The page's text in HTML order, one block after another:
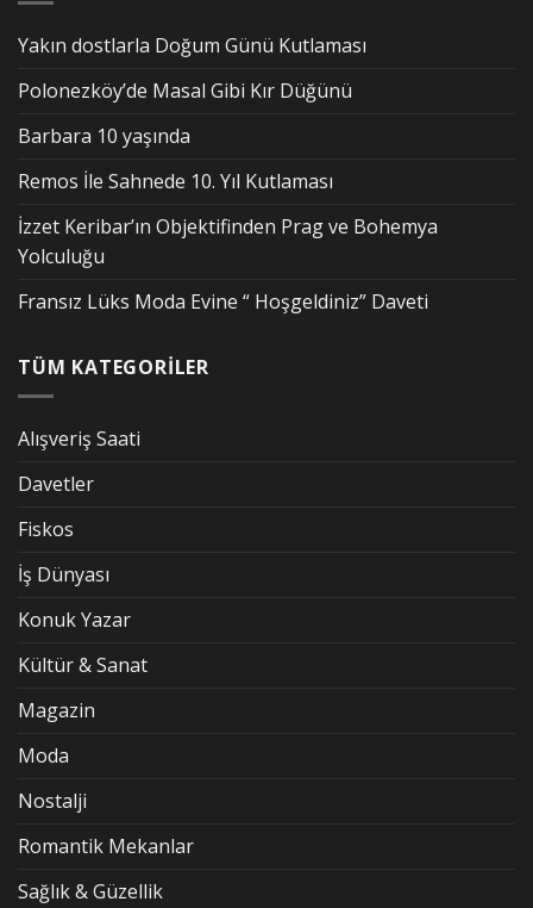
Yakın dostlarla Doğum Günü Kutlaması
Polonezköy’de Masal Gibi Kır Düğünü
Barbara 10 yaşında
Remos İle Sahnede 10. Yıl Kutlaması
İzzet Keribar’ın Objektifinden Prag ve Bohemya
Yolculuğu
Fransız Lüks Moda Evine “ Hoşgeldiniz” Daveti
TÜM KATEGORİLER
Alışveriş Saati
Davetler
Fiskos
İş Dünyası
Konuk Yazar
Kültür & Sanat
Magazin
Moda
Nostalji
Romantik Mekanlar
Sağlık & Güzellik